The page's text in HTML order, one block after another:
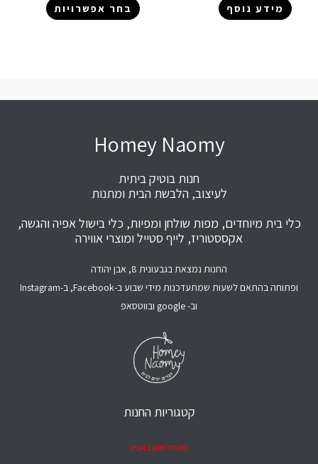
מידע נוסף בחר אפשרויות
Homey Naomy
חנות בוטיק ביתית
לעיצוב, הלבשת הבית ומתנות
כלי בית מיוחדים, מפות שולחן ומפיות, כלי בישול אפיה והגשה,
אקססטוריז, לייף סטייל ומוצרי אווירה
החנות נמצאת בגבעונית 8, אבן יהודה
ופתוחה בהתאם לשעות שמתעדכנות מידי שבוע ב-Facebook, ב-Instagram
וב- google ובווטסאפ
קטגוריות החנות
מתחדשים באביב